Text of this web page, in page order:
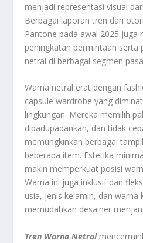
menjadi representasi visual
Berbagai laporan tren dari
Pantone pada awal 2025 juga
peningkatan permintaan serta
netral di berbagai segmen
Warna netral erat dengan
capsule wardrobe yang
lingkungan. Mereka memilih
dipadupadankan, dan tidak
memungkinkan berbagai
beberapa item. Estetika
makin memperkuat posisi
Warna ini juga inklusif dan
usia, jenis kelamin, dan warna
memudahkan desainer
Tren Warna Netral